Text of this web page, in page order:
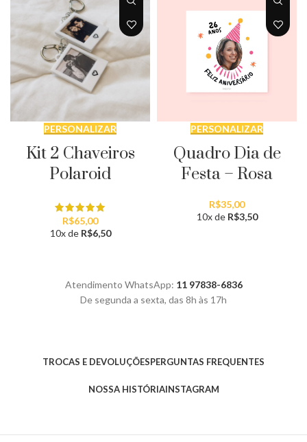
PERSONALIZAR
Kit 2 Chaveiros
Polaroid
R$65,00
10x de R$6,50
PERSONALIZAR
Quadro Dia de
Festa – Rosa
R$35,00
10x de R$3,50
Atendimento WhatsApp: 11 97838-6836
De segunda a sexta, das 8h às 17h
TROCAS E DEVOLUÇÕESPERGUNTAS FREQUENTES
NOSSA HISTÓRIAINSTAGRAM